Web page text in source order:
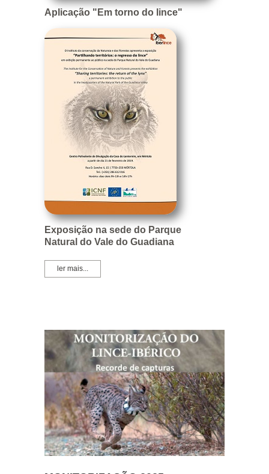
Aplicação "Em torno do lince"
Exposição na sede do Parque
Natural do Vale do Guadiana
ler mais...